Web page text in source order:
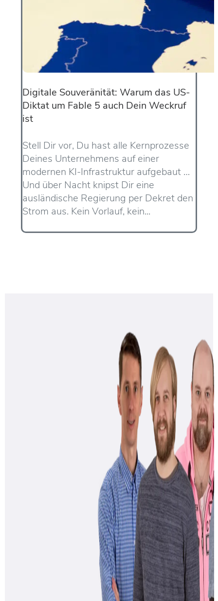
Digitale Souveränität: Warum das US-
Diktat um Fable 5 auch Dein Weckruf
ist
Stell Dir vor, Du hast alle Kernprozesse
Deines Unternehmens auf einer
modernen KI-Infrastruktur aufgebaut …
Und über Nacht knipst Dir eine
ausländische Regierung per Dekret den
Strom aus. Kein Vorlauf, kein...